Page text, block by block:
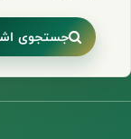
جستجوی